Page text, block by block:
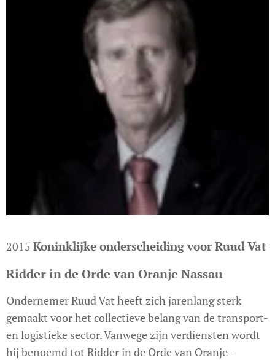
2015 Koninklijke onderscheiding voor Ruud Vat
Ridder in de Orde van Oranje Nassau
Ondernemer Ruud Vat heeft zich jarenlang sterk
gemaakt voor het collectieve belang van de transport-
en logistieke sector. Vanwege zijn verdiensten wordt
hij benoemd tot Ridder in de Orde van Oranje-